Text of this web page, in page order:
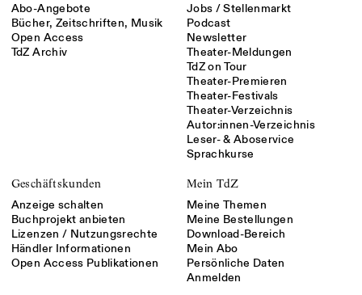
Abo-Angebote
Bücher, Zeitschriften, Musik
Open Access
TdZ Archiv
Jobs / Stellenmarkt
Podcast
Newsletter
Theater-Meldungen
TdZ on Tour
Theater-Premieren
Theater-Festivals
Theater-Verzeichnis
Autor:innen-Verzeichnis
Leser- & Aboservice
Sprachkurse
Geschäftskunden
Anzeige schalten
Buchprojekt anbieten
Lizenzen / Nutzungsrechte
Händler Informationen
Open Access Publikationen
Mein TdZ
Meine Themen
Meine Bestellungen
Download-Bereich
Mein Abo
Persönliche Daten
Anmelden